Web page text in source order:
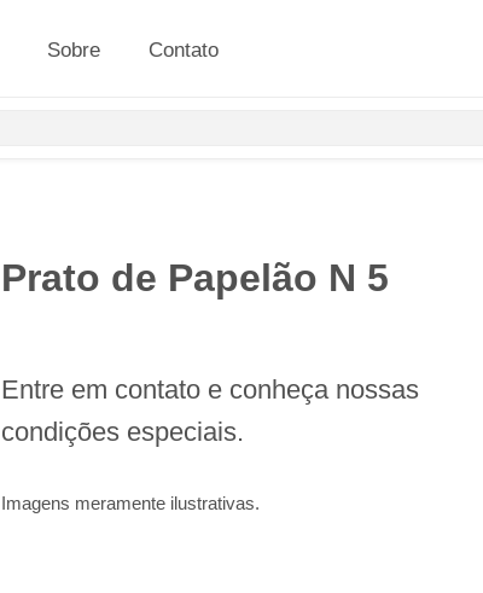
Sobre Contato
Prato de Papelão N 5
Entre em contato e conheça nossas
condições especiais.
Imagens meramente ilustrativas.